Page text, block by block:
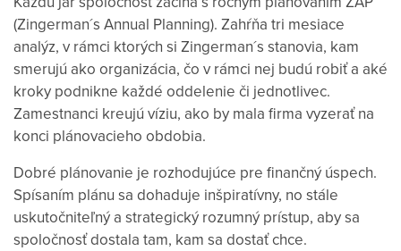
(Zingerman´s Annual Planning). Zahŕňa tri mesiace
analýz, v rámci ktorých si Zingerman´s stanovia, kam
smerujú ako organizácia, čo v rámci nej budú robiť a aké
kroky podnikne každé oddelenie či jednotlivec.
Zamestnanci kreujú víziu, ako by mala firma vyzerať na
konci plánovacieho obdobia.
Dobré plánovanie je rozhodujúce pre finančný úspech.
Spísaním plánu sa dohaduje inšpiratívny, no stále
uskutočniteľný a strategický rozumný prístup, aby sa
spoločnosť dostala tam, kam sa dostať chce.